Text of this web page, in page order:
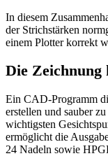
In diesem
der Strichstärken
einem Plotter korrekt
Die Zeichnung
Ein CAD-Programm
erstellen und sauber
wichtigsten
ermöglicht die
24 Nadeln sowie